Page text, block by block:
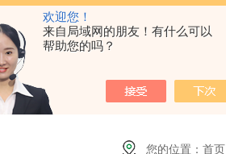
欢迎您！
来自局域网的朋友！有什么可以
帮助您的吗？
周边传动半桥式刮泥机安装
您的位置：首页